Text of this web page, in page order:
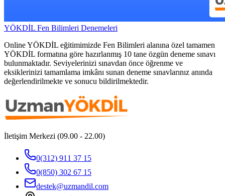
YÖKDİL Fen Bilimleri Denemeleri
Online YÖKDİL eğitimimizde Fen Bilimleri alanına özel tamamen
YÖKDİL formatına göre hazırlanmış 10 tane özgün deneme sınavı
bulunmaktadır. Seviyelerinizi sınavdan önce öğrenme ve
eksiklerinizi tamamlama imkânı sunan deneme sınavlarınız anında
değerlendirilmekte ve sonucu bildirilmektedir.
İletişim Merkezi (09.00 - 22.00)
0(312) 911 37 15
0(850) 302 67 15
destek@uzmandil.com